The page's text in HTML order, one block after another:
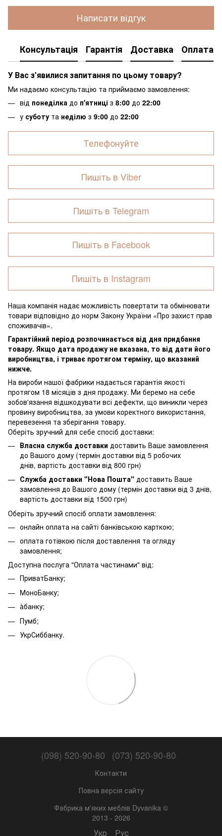
Написати відгук
Консультація Гарантія Доставка Оплата
У Вас з'явилися запитання по цьому товару?
Ми надаємо консультацію та приймаємо замовлення:
від понеділка до п'ятниці з 8:00 до 22:00
у суботу та неділю з 9:00 до 22:00
Телефонуйте
Пишіть в Viber
Пишіть в Telegram
Пишіть в Facebook
Пишіть в Instagram
Наша компанія надає можливість повертати та обмінювати
товари відповідно до норм Закону України «Про захист прав
споживачів».
Гарантійний період розпочинається від дня придбання
товару. Якщо дата продажу не вказана, то від дати його
виробництва, і триває протягом терміну, що вказаний
нижче.
На вироби нашої фабрики надається гарантія якості
протягом 18 місяців з дня продажу. Ми беремо на себе
зобов'язання відшкодувати всі дефекти, що виникли через
провину виробництва, за умови коректного використання,
перевезення та зберігання товару.
Оберіть зручний для себе спосіб доставки:
Власна служба доставки доставить Ваше замовлення
до Вашого дому (термін доставки від 5 робочих
днів, вартість доставки від 800 грн)
Служба доставки "Нова Пошта" доставить Ваше
замовлення до Вашого дому (термін доставки від 3 днів,
вартість доставки від 1500 грн)
Оберіть зручний спосіб оплати замовлення:
онлайн оплата на сайті банківською карткою;
оплата готівкою після доставлення та огляду
замовлення;
Доступна послуга "Оплата частинами" від:
ПриватБанку;
МоноБанку;
àбанку;
Пумб;
УкрСиббанку.
(098) 520-90-80 (073) 520-90-80
Контакти
Повна версія сайту
Фабрика м'яких меблів Dyvanika ©
2013 - 2026
Укр Рус